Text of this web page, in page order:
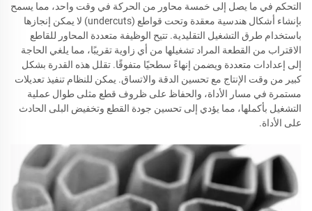
التحكم في ما يصل إلى خمسة محاور من الحركة في وقت واحد، مما يسمح
بإنشاء أشكال هندسية معقدة وتحت قواطع (undercuts) لا يمكن إنجازها
باستخدام طرق التشغيل التقليدية. تتيح الوظيفة متعددة المحاور للقاطع
الاقتراب من القطعة المراد تشغيلها من أي زاوية تقريبًا، مما يلغي الحاجة
إلى إعدادات متعددة ويضمن إنهاءً سطحيًا متفوقًا. تقلل هذه القدرة بشكل
كبير من وقت الإنتاج مع تحسين الدقة والاتساق. يمكن للنظام تنفيذ تعديلات
مستمرة في مسار الأداة، والحفاظ على ظروف قطع مثلى طوال عملية
التشغيل بأكملها، مما يؤدي إلى تحسين جودة القطع وتخفيض البلى الحادث
على الأداة.